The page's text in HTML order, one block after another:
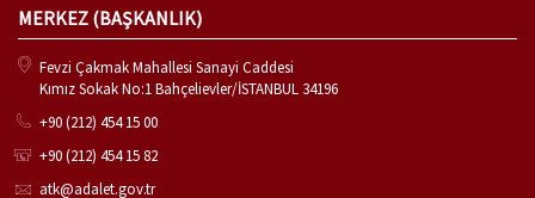
MERKEZ (BAŞKANLIK)
Fevzi Çakmak Mahallesi Sanayi Caddesi
Kımız Sokak No:1 Bahçelievler/İSTANBUL 34196
+90 (212) 454 15 00
+90 (212) 454 15 82
atk@adalet.gov.tr